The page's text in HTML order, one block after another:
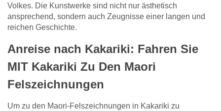
Volkes. Die Kunstwerke sind nicht nur ästhetisch
ansprechend, sondern auch Zeugnisse einer langen und
reichen Geschichte.
Anreise nach Kakariki: Fahren Sie
MIT Kakariki Zu Den Maori
Felszeichnungen
Um zu den Maori-Felszeichnungen in Kakariki zu